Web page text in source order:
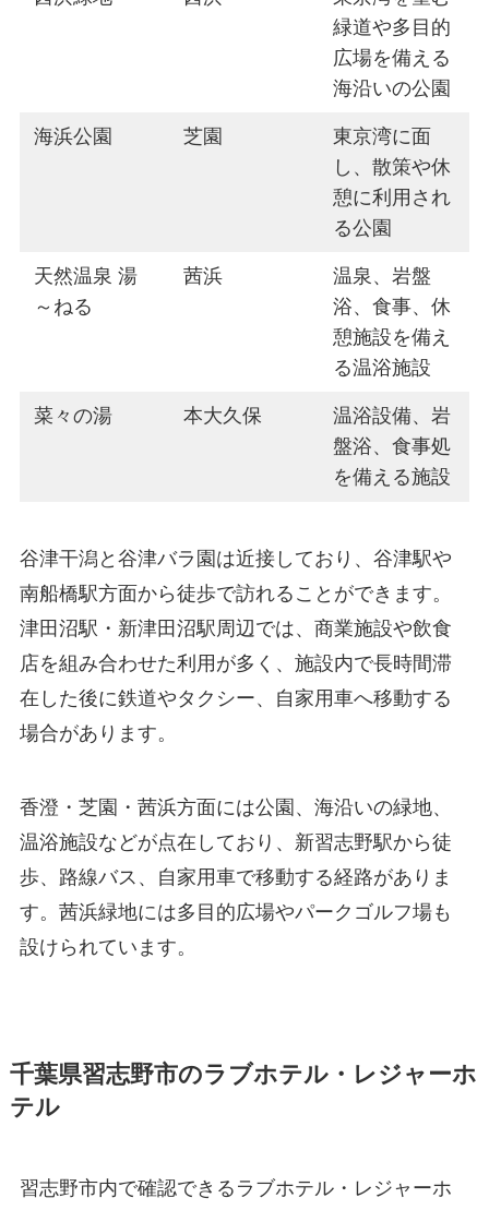
緑道や多目的
広場を備える
海沿いの公園
海浜公園 芝園
東京湾に面
し、散策や休
憩に利用され
る公園
天然温泉 湯
～ねる
茜浜
温泉、岩盤
浴、食事、休
憩施設を備え
る温浴施設
菜々の湯 本大久保
温浴設備、岩
盤浴、食事処
を備える施設
谷津干潟と谷津バラ園は近接しており、谷津駅や
南船橋駅方面から徒歩で訪れることができます。
津田沼駅・新津田沼駅周辺では、商業施設や飲食
店を組み合わせた利用が多く、施設内で長時間滞
在した後に鉄道やタクシー、自家用車へ移動する
場合があります。
香澄・芝園・茜浜方面には公園、海沿いの緑地、
温浴施設などが点在しており、新習志野駅から徒
歩、路線バス、自家用車で移動する経路がありま
す。茜浜緑地には多目的広場やパークゴルフ場も
設けられています。
千葉県習志野市のラブホテル・レジャーホ
テル
習志野市内で確認できるラブホテル・レジャーホ